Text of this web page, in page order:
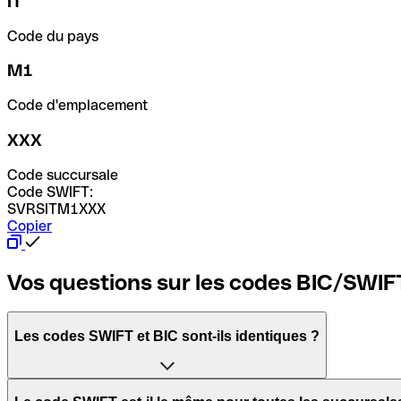
Code du pays
M1
Code d'emplacement
XXX
Code succursale
Code SWIFT:
SVRSITM1XXX
Copier
Vos questions sur les codes BIC/
Les codes SWIFT et BIC sont-ils identiques ?